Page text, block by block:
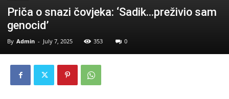
Priča o snazi čovjeka: ‘Sadik…preživio sam
genocid’
By Admin - July 7, 2025 353 0